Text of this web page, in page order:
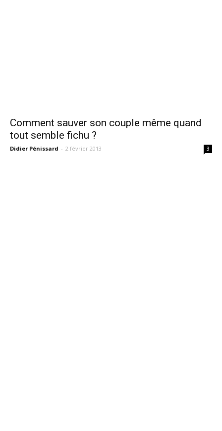
Comment sauver son couple même quand
tout semble fichu ?
Didier Pénissard - 2 février 2013 3